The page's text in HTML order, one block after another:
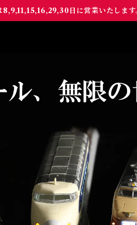
8,9,11,15,16,29,30日に営業いたします